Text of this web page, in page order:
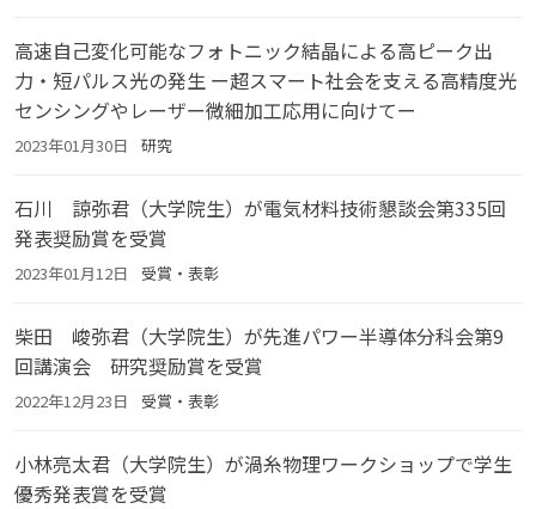
高速自己変化可能なフォトニック結晶による高ピーク出
力・短パルス光の発生 ー超スマート社会を支える高精度光
センシングやレーザー微細加工応用に向けてー
2023年01月30日 研究
石川 諒弥君（大学院生）が電気材料技術懇談会第335回
発表奨励賞を受賞
2023年01月12日 受賞・表彰
柴田 峻弥君（大学院生）が先進パワー半導体分科会第9
回講演会 研究奨励賞を受賞
2022年12月23日 受賞・表彰
小林亮太君（大学院生）が渦糸物理ワークショップで学生
優秀発表賞を受賞